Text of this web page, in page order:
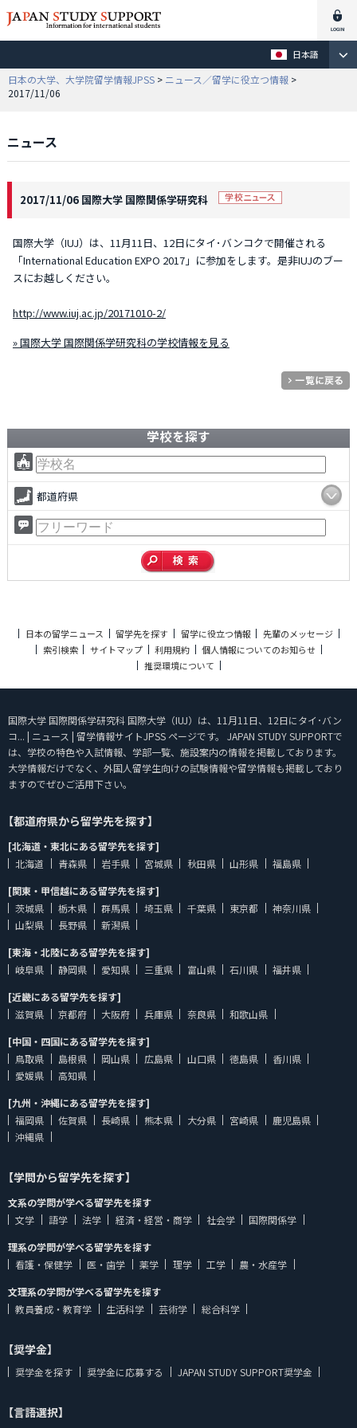
日本語
日本の大学、大学院留学情報JPSS > ニュース／留学に役立つ情報 >
2017/11/06
ニュース
2017/11/06 国際大学 国際関係学研究科
国際大学（IUJ）は、11月11日、12日にタイ･バンコクで開催される
「International Education EXPO 2017」に参加をします。是非IUJのブー
スにお越しください。
http://www.iuj.ac.jp/20171010-2/
» 国際大学 国際関係学研究科の学校情報を見る
学校を探す
都道府県
日本の留学ニュース 留学先を探す 留学に役立つ情報
先輩のメッセージ
索引検索
サイトマップ 利用規約
個人情報についてのお知らせ
推奨環境について
国際大学 国際関係学研究科 国際大学（IUJ）は、11月11日、12日にタイ･バン
コ... | ニュース | 留学情報サイトJPSS ページです。 JAPAN STUDY SUPPORTで
は、学校の特色や入試情報、学部一覧、施設案内の情報を掲載しております。
大学情報だけでなく、外国人留学生向けの試験情報や留学情報も掲載しており
ますのでぜひご活用下さい。
【都道府県から留学先を探す】
[北海道・東北にある留学先を探す]
北海道
青森県 岩手県 宮城県 秋田県 山形県
福島県
[関東・甲信越にある留学先を探す]
茨城県
栃木県 群馬県 埼玉県 千葉県 東京都
神奈川県
山梨県
長野県
新潟県
[東海・北陸にある留学先を探す]
岐阜県
静岡県 愛知県 三重県 富山県 石川県
福井県
[近畿にある留学先を探す]
滋賀県
京都府 大阪府 兵庫県 奈良県
和歌山県
[中国・四国にある留学先を探す]
鳥取県
島根県 岡山県 広島県 山口県 徳島県
香川県
愛媛県
高知県
[九州・沖縄にある留学先を探す]
福岡県
佐賀県 長崎県 熊本県 大分県 宮崎県
鹿児島県
沖縄県
【学問から留学先を探す】
文系の学問が学べる留学先を探す
文学
語学 法学 経済・経営・商学 社会学
国際関係学
理系の学問が学べる留学先を探す
看護・保健学
医・歯学 薬学 理学 工学
農・水産学
文理系の学問が学べる留学先を探す
教員養成・教育学
生活科学 芸術学 総合科学
【奨学金】
奨学金を探す 奨学金に応募する JAPAN STUDY SUPPORT奨学金
【言語選択】